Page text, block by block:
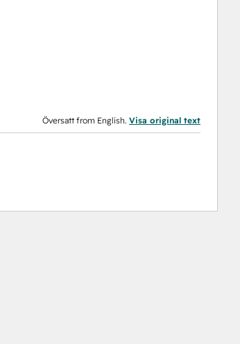
Översatt from English. Visa original text